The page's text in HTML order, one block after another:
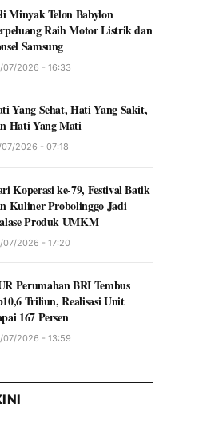
Minyak Telon Babylon
Raih Motor Listrik dan
Samsung
07/2026 - 16:33
Yang Sehat, Hati Yang Sakit,
Hati Yang Mati
07/2026 - 07:18
Koperasi ke-79, Festival Batik
Kuliner Probolinggo Jadi
Produk UMKM
07/2026 - 17:20
Perumahan BRI Tembus
Triliun, Realisasi Unit
167 Persen
07/2026 - 13:59